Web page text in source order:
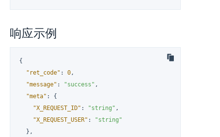
响应示例
{
"ret_code" : 0,
"message" : "success" ,
"meta" :
{
"X_REQUEST_ID" : "string" ,
"X_REQUEST_USER" :
"string"
} ,